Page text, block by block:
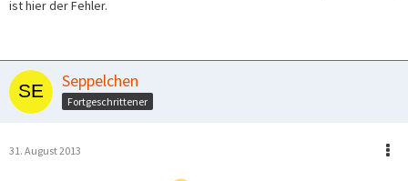
ist hier der Fehler.
Seppelchen
Fortgeschrittener
31. August 2013